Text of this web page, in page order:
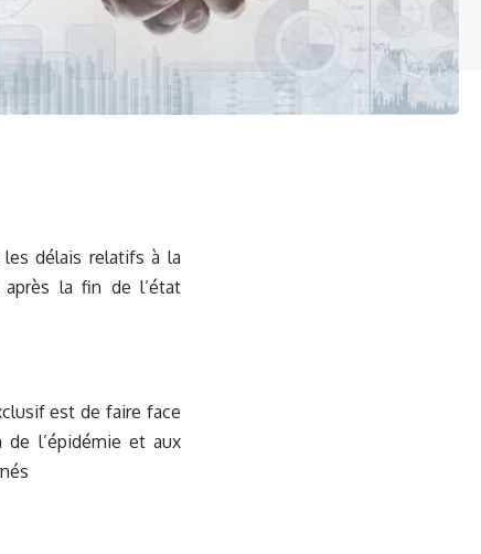
les délais relatifs à la
après la fin de l’état
est de faire face
de l’épidémie et aux